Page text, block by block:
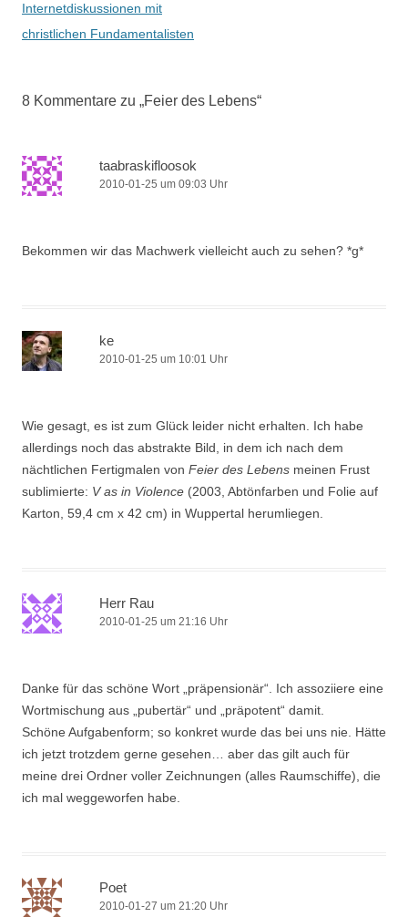
Internetdiskussionen mit
christlichen Fundamentalisten
8 Kommentare zu „Feier des Lebens“
taabraskifloosok
2010-01-25 um 09:03 Uhr
Bekommen wir das Machwerk vielleicht auch zu sehen? *g*
ke
2010-01-25 um 10:01 Uhr
Wie gesagt, es ist zum Glück leider nicht erhalten. Ich habe
allerdings noch das abstrakte Bild, in dem ich nach dem
nächtlichen Fertigmalen von Feier des Lebens meinen Frust
sublimierte: V as in Violence (2003, Abtönfarben und Folie auf
Karton, 59,4 cm x 42 cm) in Wuppertal herumliegen.
Herr Rau
2010-01-25 um 21:16 Uhr
Danke für das schöne Wort „präpensionär“. Ich assoziiere eine
Wortmischung aus „pubertär“ und „präpotent“ damit.
Schöne Aufgabenform; so konkret wurde das bei uns nie. Hätte
ich jetzt trotzdem gerne gesehen… aber das gilt auch für
meine drei Ordner voller Zeichnungen (alles Raumschiffe), die
ich mal weggeworfen habe.
Poet
2010-01-27 um 21:20 Uhr